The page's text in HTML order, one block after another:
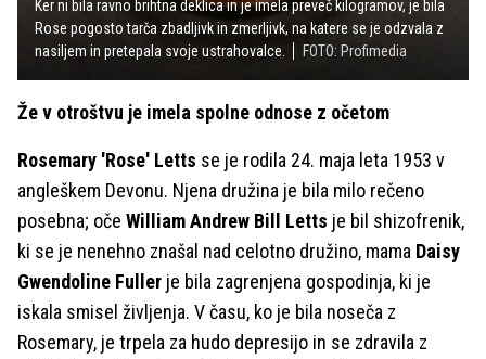
Ker ni bila ravno brihtna deklica in je imela preveč kilogramov, je bila
Rose pogosto tarča zbadljivk in zmerljivk, na katere se je odzvala z
nasiljem in pretepala svoje ustrahovalce.
FOTO: Profimedia
Že v otroštvu je imela spolne odnose z očetom
Rosemary 'Rose' Letts se je rodila 24. maja leta 1953 v
angleškem Devonu. Njena družina je bila milo rečeno
posebna; oče William Andrew Bill Letts je bil shizofrenik,
ki se je nenehno znašal nad celotno družino, mama Daisy
Gwendoline Fuller je bila zagrenjena gospodinja, ki je
iskala smisel življenja. V času, ko je bila noseča z
Rosemary, je trpela za hudo depresijo in se zdravila z